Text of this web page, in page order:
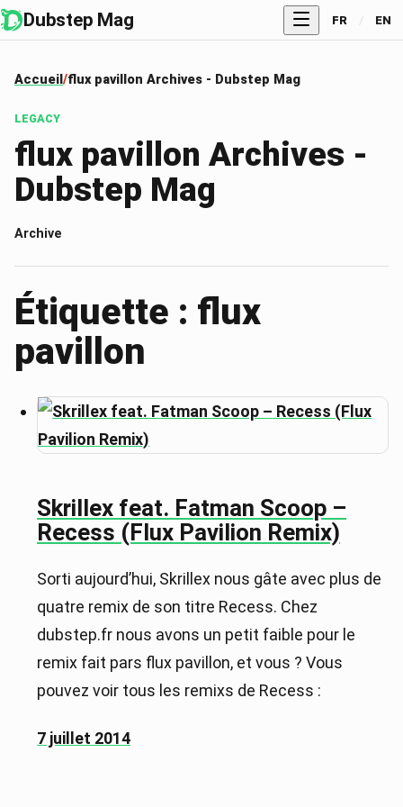
Dubstep Mag FR / EN
Accueil flux pavillon Archives - Dubstep Mag
LEGACY
flux pavillon Archives -
Dubstep Mag
Archive
Étiquette : flux
pavillon
Skrillex feat. Fatman Scoop –
Recess (Flux Pavilion Remix)
Sorti aujourd’hui, Skrillex nous gâte avec plus de
quatre remix de son titre Recess. Chez
dubstep.fr nous avons un petit faible pour le
remix fait pars flux pavillon, et vous ? Vous
pouvez voir tous les remixs de Recess :
7 juillet 2014